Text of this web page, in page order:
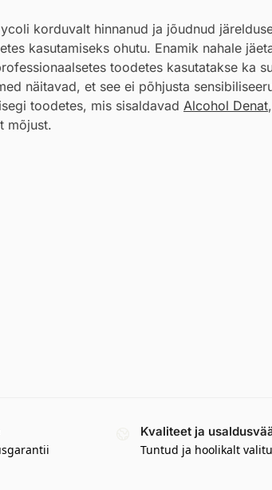
korduvalt hinnanud ja jõudnud
kasutamiseks ohutu. Enamik nahale
toodetes kasutatakse ka
näitavad, et see ei põhjusta
toodetes, mis sisaldavad Alcohol Denat
mõjust.
Kvaliteet ja
Tuntud ja hoolikalt